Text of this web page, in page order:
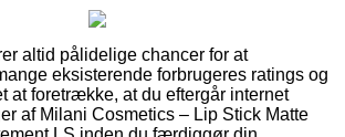
altid pålidelige chancer for at
eksisterende forbrugeres ratings og
at foretrække, at du eftergår internet
af Milani Cosmetics – Lip Stick Matte